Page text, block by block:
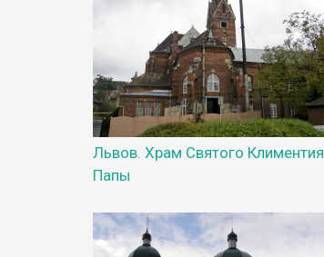
Львов. Храм Святого Климентия
Папы